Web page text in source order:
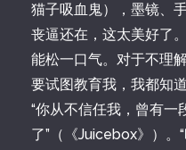
猫子吸血鬼），墨镜、
丧逼还在，这太美好了
能松一口气。对于不理
要试图教育我，我都知
“你从不信任我，曾有
了”（《Juicebox》）。